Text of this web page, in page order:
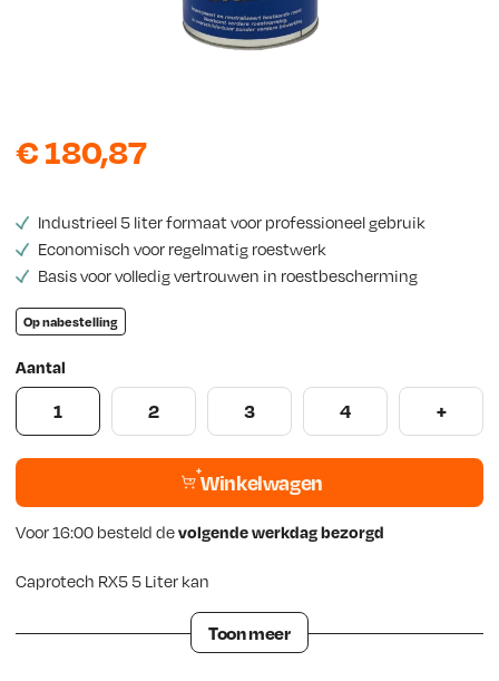
s
€180,87
Industrieel 5 liter formaat voor professioneel gebruik
Economisch voor regelmatig roestwerk
Basis voor volledig vertrouwen in roestbescherming
Op nabestelling
Aantal
1 2 3 4 +
Winkelwagen
Voor 16:00 besteld devolgende werkdag bezorgd
Caprotech RX5 5 Liter kan
Toon meer